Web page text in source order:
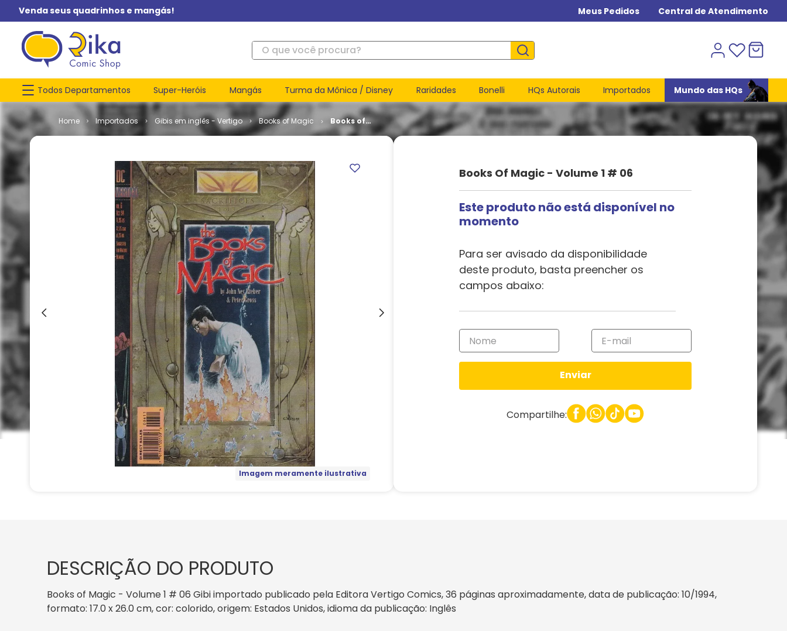
Venda seus quadrinhos e mangás! Meus Pedidos Central de Atendimento
O que você procura?
Todos Departamentos Super-Heróis Mangás Turma da Mônica / Disney Raridades Bonelli HQs Autorais Importados Mundo das HQs
Importados Gibis em inglês - Vertigo Books of Magic
Books of
Magic -
Imagem meramente ilustrativa
Books Of Magic - Volume 1 # 06
Este produto não está disponível no
momento
Para ser avisado da disponibilidade
deste produto, basta preencher os
campos abaixo:
Enviar
Compartilhe:
DESCRIÇÃO DO PRODUTO
Books of Magic - Volume 1 # 06 Gibi importado publicado pela Editora Vertigo Comics, 36 páginas aproximadamente, data de publicação: 10/1994,
formato: 17.0 x 26.0 cm, cor: colorido, origem: Estados Unidos, idioma da publicação: Inglês